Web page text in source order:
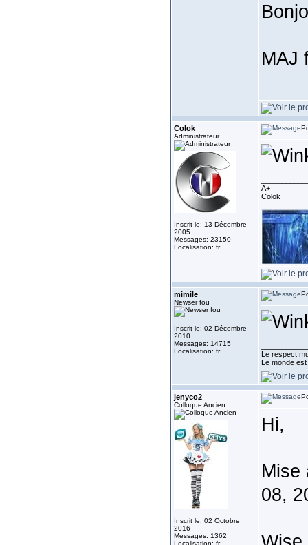
MAJ
Colok
Administrateur
Inscrit le: 13 Décembre
2005
Messages: 23150
Localisation: fr
A+
Colok
mimile
Newser fou
Inscrit le: 02 Décembre
2010
Messages: 14715
Localisation: fr
Le respect
Le monde
jenyco2
Colloque Ancien
Inscrit le: 02 Octobre
2016
Messages: 1362
Localisation: fr
Hi,
Mise
08,